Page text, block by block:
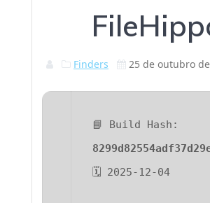
Finders 25 de outubro
📘 Build Hash:
🗓 2025-12-04